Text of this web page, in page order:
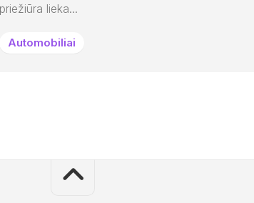
priežiūra lieka...
Automobiliai